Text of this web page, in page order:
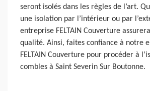
seront isolés dans les règles de l’art.
une isolation par l’intérieur ou par
entreprise FELTAIN Couverture
qualité. Ainsi, faites confiance à notre
FELTAIN Couverture pour procéder à
combles à Saint Severin Sur Boutonne.